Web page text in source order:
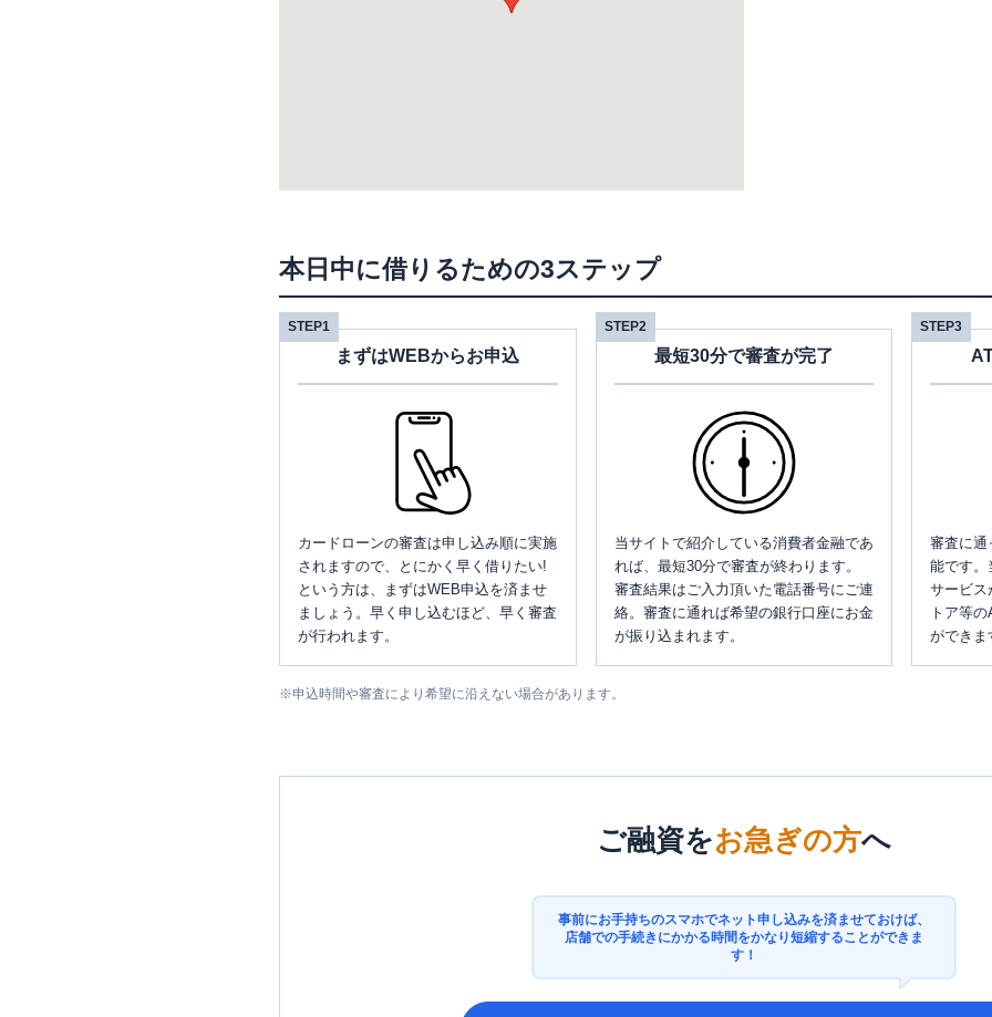
本日中に借りるための3ステップ
STEP1
まずはWEBからお申込
カードローンの審査は申し込み順に実施
されますので、とにかく早く借りたい!
という方は、まずはWEB申込を済ませ
ましょう。早く申し込むほど、早く審査
が行われます。
STEP2
最短30分で審査が完了
当サイトで紹介している消費者金融であ
れば、最短30分で審査が終わります。
審査結果はご入力頂いた電話番号にご連
絡。審査に通れば希望の銀行口座にお金
が振り込まれます。
STEP3
審査に通
能です。
サービス
トア等
ができま
※申込時間や審査により希望に沿えない場合があります。
ご融資をお急ぎの方へ
事前にお手持ちのスマホでネット申し込みを済ませておけば、
店舗での手続きにかかる時間をかなり短縮することができま
す！